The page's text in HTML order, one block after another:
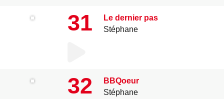
31
Le dernier pas
Stéphane
32
BBQoeur
Stéphane